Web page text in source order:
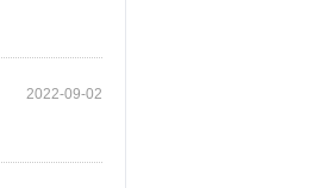
2022-09-02